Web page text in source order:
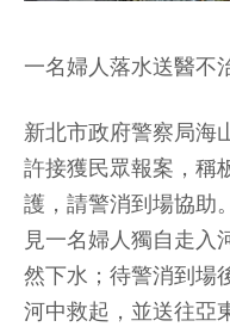
一名婦人落水送醫不
新北市政府警察局海
許接獲民眾報案，稱
護，請警消到場協助
見一名婦人獨自走入
然下水；待警消到場
河中救起，並送往亞